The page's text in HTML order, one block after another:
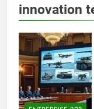
innovation